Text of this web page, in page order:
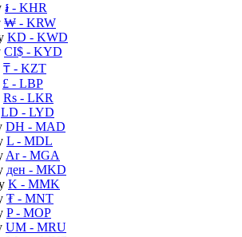
៛ - KHR
₩ - KRW
KD - KWD
CI$ - KYD
₸ - KZT
£ - LBP
Rs - LKR
LD - LYD
DH - MAD
L - MDL
Ar- MGA
ден - MKD
K - MMK
₮ - MNT
P- MOP
UM - MRU